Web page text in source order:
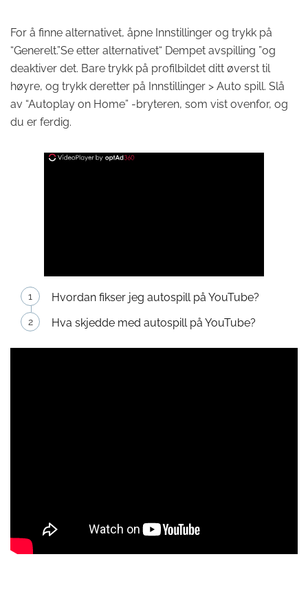
For å finne alternativet, åpne Innstillinger og trykk på
“Generelt.”Se etter alternativet“ Dempet avspilling ”og
deaktiver det. Bare trykk på profilbildet ditt øverst til
høyre, og trykk deretter på Innstillinger > Auto spill. Slå
av “Autoplay on Home” -bryteren, som vist ovenfor, og
du er ferdig.
Hvordan fikser jeg autospill på YouTube?
Hva skjedde med autospill på YouTube?